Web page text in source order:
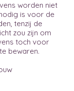
worden niet
is voor de
tenzij de
zou zijn om
toch voor
bewaren.